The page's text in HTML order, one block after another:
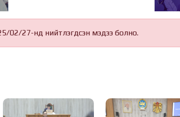
02/27-нд нийтлэгдсэн мэдээ болно.